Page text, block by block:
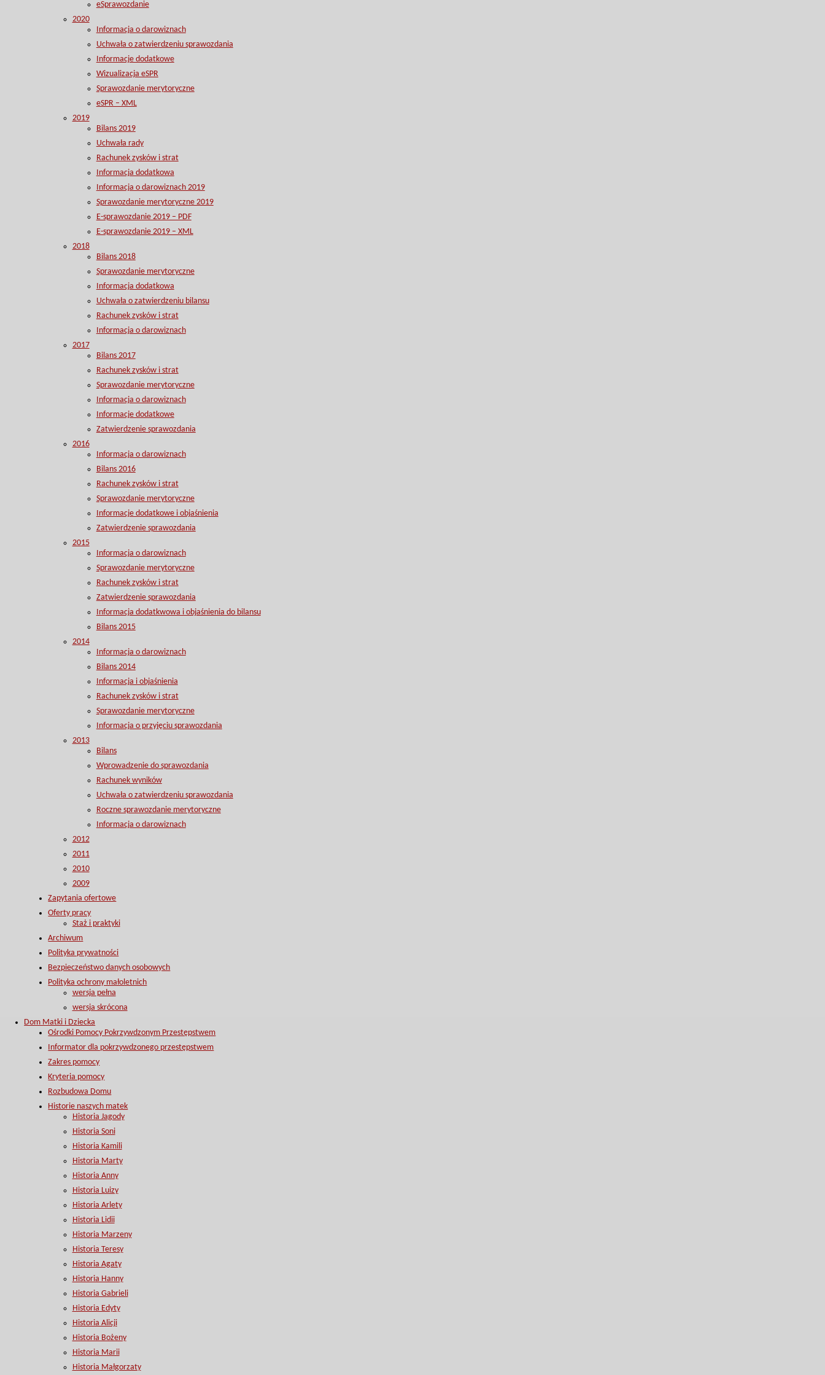
eSprawozdanie
2020
Informacja o darowiznach
Uchwała o zatwierdzeniu sprawozdania
Informacje dodatkowe
Wizualizacja eSPR
Sprawozdanie merytoryczne
eSPR – XML
2019
Bilans 2019
Uchwała rady
Rachunek zysków i strat
Informacja dodatkowa
Informacja o darowiznach 2019
Sprawozdanie merytoryczne 2019
E-sprawozdanie 2019 – PDF
E-sprawozdanie 2019 – XML
2018
Bilans 2018
Sprawozdanie merytoryczne
Informacja dodatkowa
Uchwała o zatwierdzeniu bilansu
Rachunek zysków i strat
Informacja o darowiznach
2017
Bilans 2017
Rachunek zysków i strat
Sprawozdanie merytoryczne
Informacja o darowiznach
Informacje dodatkowe
Zatwierdzenie sprawozdania
2016
Informacja o darowiznach
Bilans 2016
Rachunek zysków i strat
Sprawozdanie merytoryczne
Informacje dodatkowe i objaśnienia
Zatwierdzenie sprawozdania
2015
Informacja o darowiznach
Sprawozdanie merytoryczne
Rachunek zysków i strat
Zatwierdzenie sprawozdania
Informacja dodatkwowa i objaśnienia do bilansu
Bilans 2015
2014
Informacja o darowiznach
Bilans 2014
Informacja i objaśnienia
Rachunek zysków i strat
Sprawozdanie merytoryczne
Informacja o przyjęciu sprawozdania
2013
Bilans
Wprowadzenie do sprawozdania
Rachunek wyników
Uchwała o zatwierdzeniu sprawozdania
Roczne sprawozdanie merytoryczne
Informacja o darowiznach
2012
2011
2010
2009
Zapytania ofertowe
Oferty pracy
Staż i praktyki
Archiwum
Polityka prywatności
Bezpieczeństwo danych osobowych
Polityka ochrony małoletnich
wersja pełna
wersja skrócona
Dom Matki i Dziecka
Ośrodki Pomocy Pokrzywdzonym Przestępstwem
Informator dla pokrzywdzonego przestępstwem
Zakres pomocy
Kryteria pomocy
Rozbudowa Domu
Historie naszych matek
Historia Jagody
Historia Soni
Historia Kamili
Historia Marty
Historia Anny
Historia Luizy
Historia Arlety
Historia Lidii
Historia Marzeny
Historia Teresy
Historia Agaty
Historia Hanny
Historia Gabrieli
Historia Edyty
Historia Alicji
Historia Bożeny
Historia Marii
Historia Małgorzaty